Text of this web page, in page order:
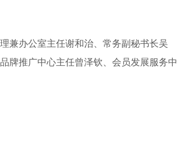
兼办公室主任谢和治、常务副秘书长吴
牌推广中心主任曾泽钦、会员发展服务中